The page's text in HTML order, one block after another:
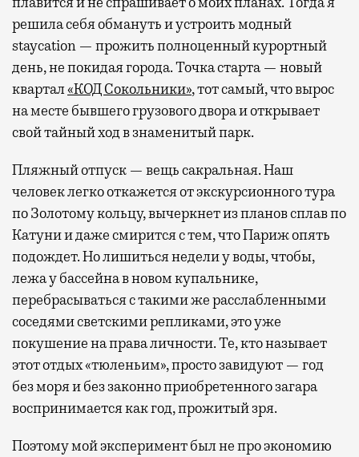
решила себя обмануть и устроить модный
staycation — прожить полноценный курортный
день, не покидая города. Точка старта — новый
квартал«КОД Сокольники», тот самый, что вырос
на месте бывшего грузового двора и открывает
свой тайный ход в знаменитый парк.
Пляжный отпуск — вещь сакральная. Наш
человек легко откажется от экскурсионного тура
по Золотому кольцу, вычеркнет из планов сплав по
Катуни и даже смирится с тем, что Париж опять
подождет. Но лишиться недели у воды, чтобы,
лежа у бассейна в новом купальнике,
перебрасываться с такими же расслабленными
соседями светскими репликами, это уже
покушение на права личности. Те, кто называет
этот отдых «тюленьим», просто завидуют — год
без моря и без законно приобретенного загара
воспринимается как год, прожитый зря.
Поэтому мой эксперимент был не про экономию